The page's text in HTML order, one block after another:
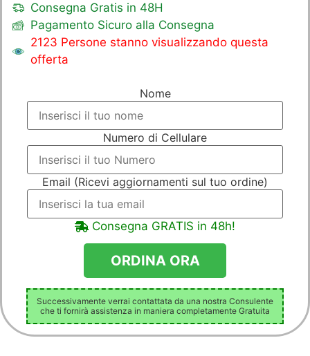
Consegna Gratis in 48H
Pagamento Sicuro alla Consegna
2123 Persone stanno visualizzando questa
offerta
Nome
Numero di Cellulare
Email (Ricevi aggiornamenti sul tuo ordine)
Consegna GRATIS in 48h!
Successivamente verrai contattata da una nostra Consulente
che ti fornirà assistenza in maniera completamente Gratuita